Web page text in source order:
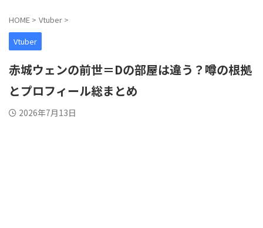
HOME > Vtuber >
Vtuber
赤城ウェンの前世＝Dの部屋は違う？噂の根拠
とプロフィール総まとめ
2026年7月13日